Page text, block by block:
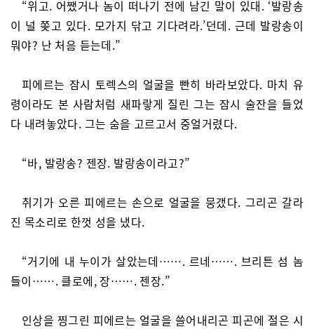
“위고. 어쨌거나 놈이 떠나기 전에 남긴 말이 있대. ‘발랑송
이 널 쫒고 있다. 모가지 닦고 기다려라.’던데. 근데 발랑송이
뭐야? 난 처음 듣는데.”
피에르는 잠시 토렉스의 얼굴을 빤히 바라보았다. 마치 유
령이라도 본 사람처럼 새파랗게 질린 그는 잠시 술잔을 들었
다 내려놓았다. 그는 숨을 고르고서 중얼거렸다.
“바, 발랑송? 젠장. 발랑송이라고?”
취기가 오른 피에르는 손으로 얼굴을 뭉갰다. 그리곤 갈라
진 목소리로 한껏 성을 냈다.
“거기에 내 누이가 살았는데……. 르네……. 브리튼 섬 놈
들이……. 클로에, 장……. 젠장.”
인상을 찡그린 피에르는 얼굴을 쓸어내리곤 피곤에 절은 시